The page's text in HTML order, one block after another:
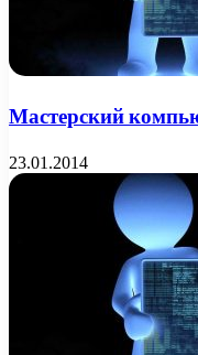
Мастерский
23.01.2014